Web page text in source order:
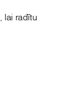
, lai radītu